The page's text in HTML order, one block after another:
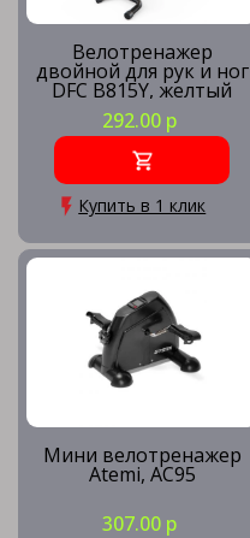
Велотренажер
двойной для рук и ног
DFC B815Y, желтый
292.00 р
Купить в 1 клик
Мини велотренажер
Atemi, AC95
307.00 р